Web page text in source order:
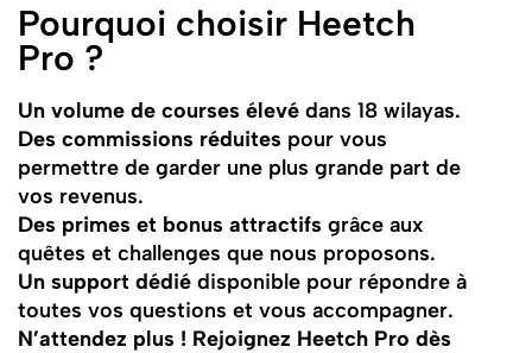
Pourquoi choisir Heetch
Pro ?
Un volume de courses élevédans 18 wilayas.
Des commissions réduites pour vous
permettre de garder une plus grande part de
vos revenus.
Des primes et bonus attractifs grâce aux
quêtes et challenges que nous proposons.
Un support dédiédisponible pour répondre à
toutes vos questions et vous accompagner.
N’attendez plus ! Rejoignez Heetch Pro dès